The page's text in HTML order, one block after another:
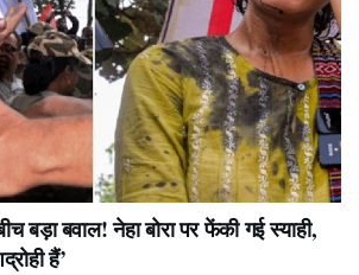
बड़ा बवाल! नेहा बोरा पर फेंकी गई स्याही,
हैं’